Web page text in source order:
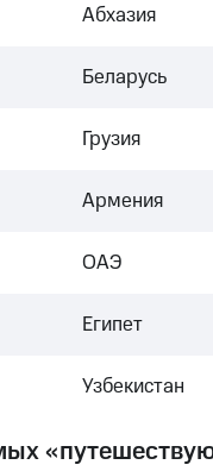
Абхазия
Беларусь
Грузия
Армения
ОАЭ
Египет
Узбекистан